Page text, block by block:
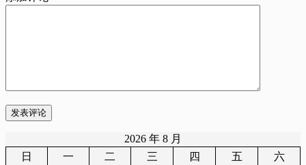
发表评论
2026 年 8 月
日
一 二 三 四 五
六